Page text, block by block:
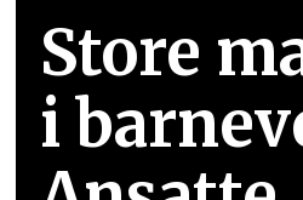
Store
i